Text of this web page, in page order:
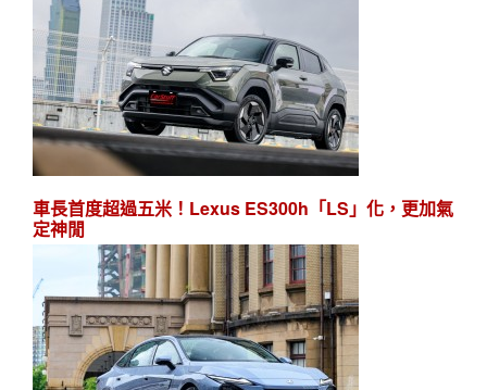
車長首度超過五米！Lexus ES300h「LS」化，更加氣
定神閒